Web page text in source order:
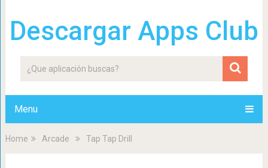
Descargar Apps Club
Menu
Home Arcade Tap Tap Drill